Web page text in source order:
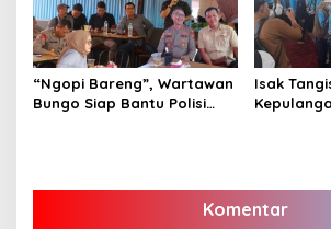
“Ngopi Bareng”, Wartawan
Bungo Siap Bantu Polisi
Isak
Komentar